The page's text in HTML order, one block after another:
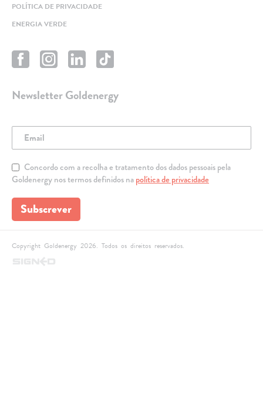
POLÍTICA DE PRIVACIDADE
ENERGIA VERDE
Newsletter Goldenergy
Concordo com a recolha e tratamento dos dados pessoais pela
Goldenergy nos termos definidos napolítica de privacidade
Subscrever
Copyright Goldenergy 2026. Todos os direitos reservados.